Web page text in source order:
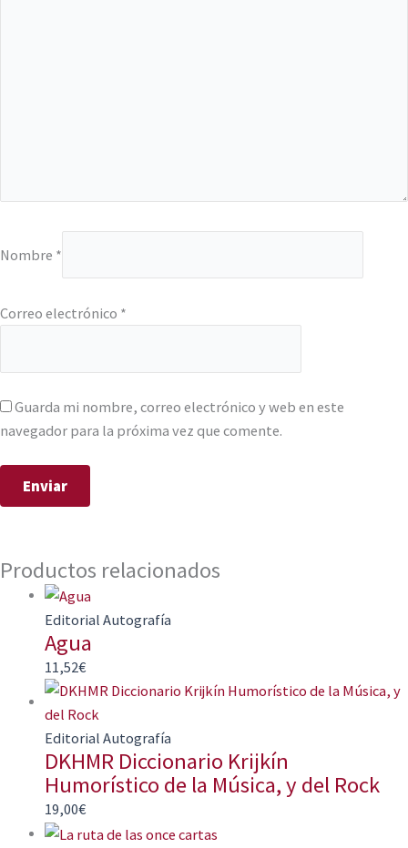
Nombre *
Correo electrónico *
Guarda mi nombre, correo electrónico y web en este
navegador para la próxima vez que comente.
Productos relacionados
Editorial Autografía
Agua
11,52€
Editorial Autografía
DKHMR Diccionario Krijkín
Humorístico de la Música, y del Rock
19,00€